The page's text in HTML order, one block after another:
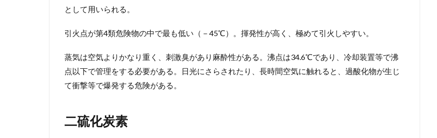
として用いられる。
引火点が第4類危険物の中で最も低い（－45℃）。揮発性が高く、極めて引火しやすい。
蒸気は空気よりかなり重く、刺激臭があり麻酔性がある。沸点は34.6℃であり、冷却装置等で沸
点以下で管理をする必要がある。日光にさらされたり、長時間空気に触れると、過酸化物が生じ
て衝撃等で爆発する危険がある。
二硫化炭素